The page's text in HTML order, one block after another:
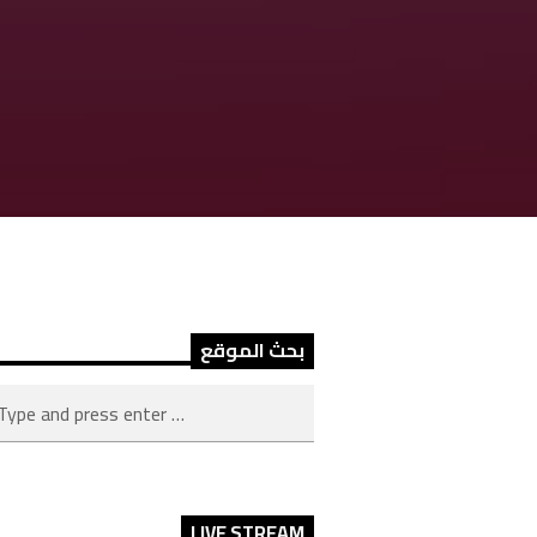
بحث الموقع